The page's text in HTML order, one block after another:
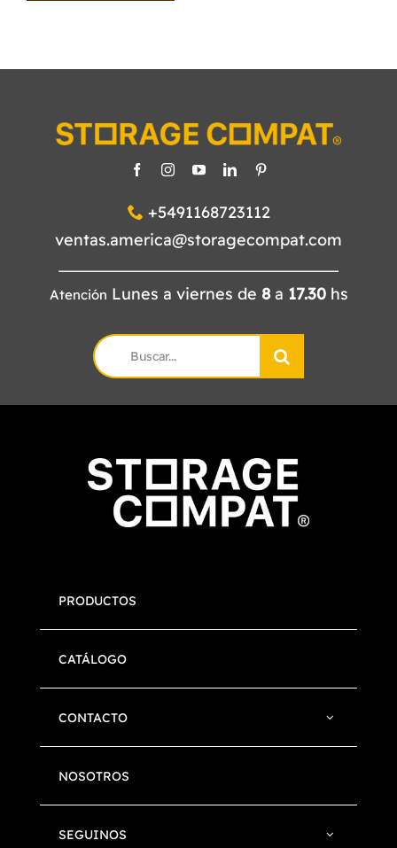
+5491168723112
ventas.america@storagecompat.com
Atención Lunes a viernes de 8a 17.30hs
Search
for:
PRODUCTOS
CATÁLOGO
CONTACTO
NOSOTROS
SEGUINOS